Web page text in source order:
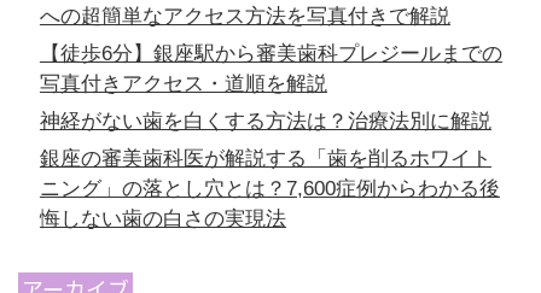
への超簡単なアクセス方法を写真付きで解説
【徒歩6分】銀座駅から審美歯科プレジールまでの
写真付きアクセス・道順を解説
神経がない歯を白くする方法は？治療法別に解説
銀座の審美歯科医が解説する「歯を削るホワイト
ニング」の落とし穴とは？7,600症例からわかる後
悔しない歯の白さの実現法